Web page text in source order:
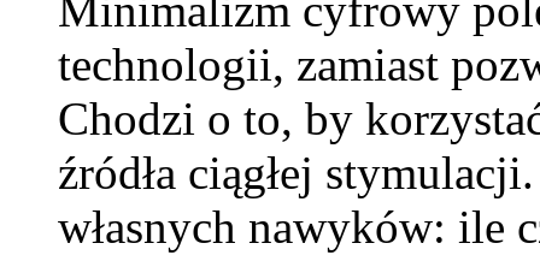
Minimalizm cyfrowy
technologii, zamiast
Chodzi o to, by
źródła ciągłej
własnych nawyków: ile